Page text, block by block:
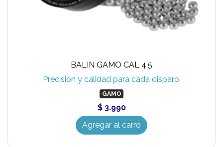
BALIN GAMO CAL 4.5
Precisión y calidad para cada disparo.
GAMO
$ 3.990
Agregar al carro